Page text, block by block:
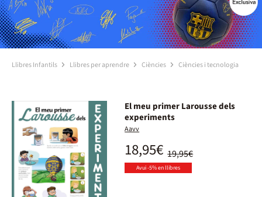
Llibres Infantils Llibres per aprendre Ciències Ciències i tecnologia
El meu primer Larousse dels
experiments
Aavv
19,95€
18,95€
Avui -5% en llibres